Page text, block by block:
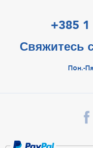
+385
Свяжитесь
Пон.-